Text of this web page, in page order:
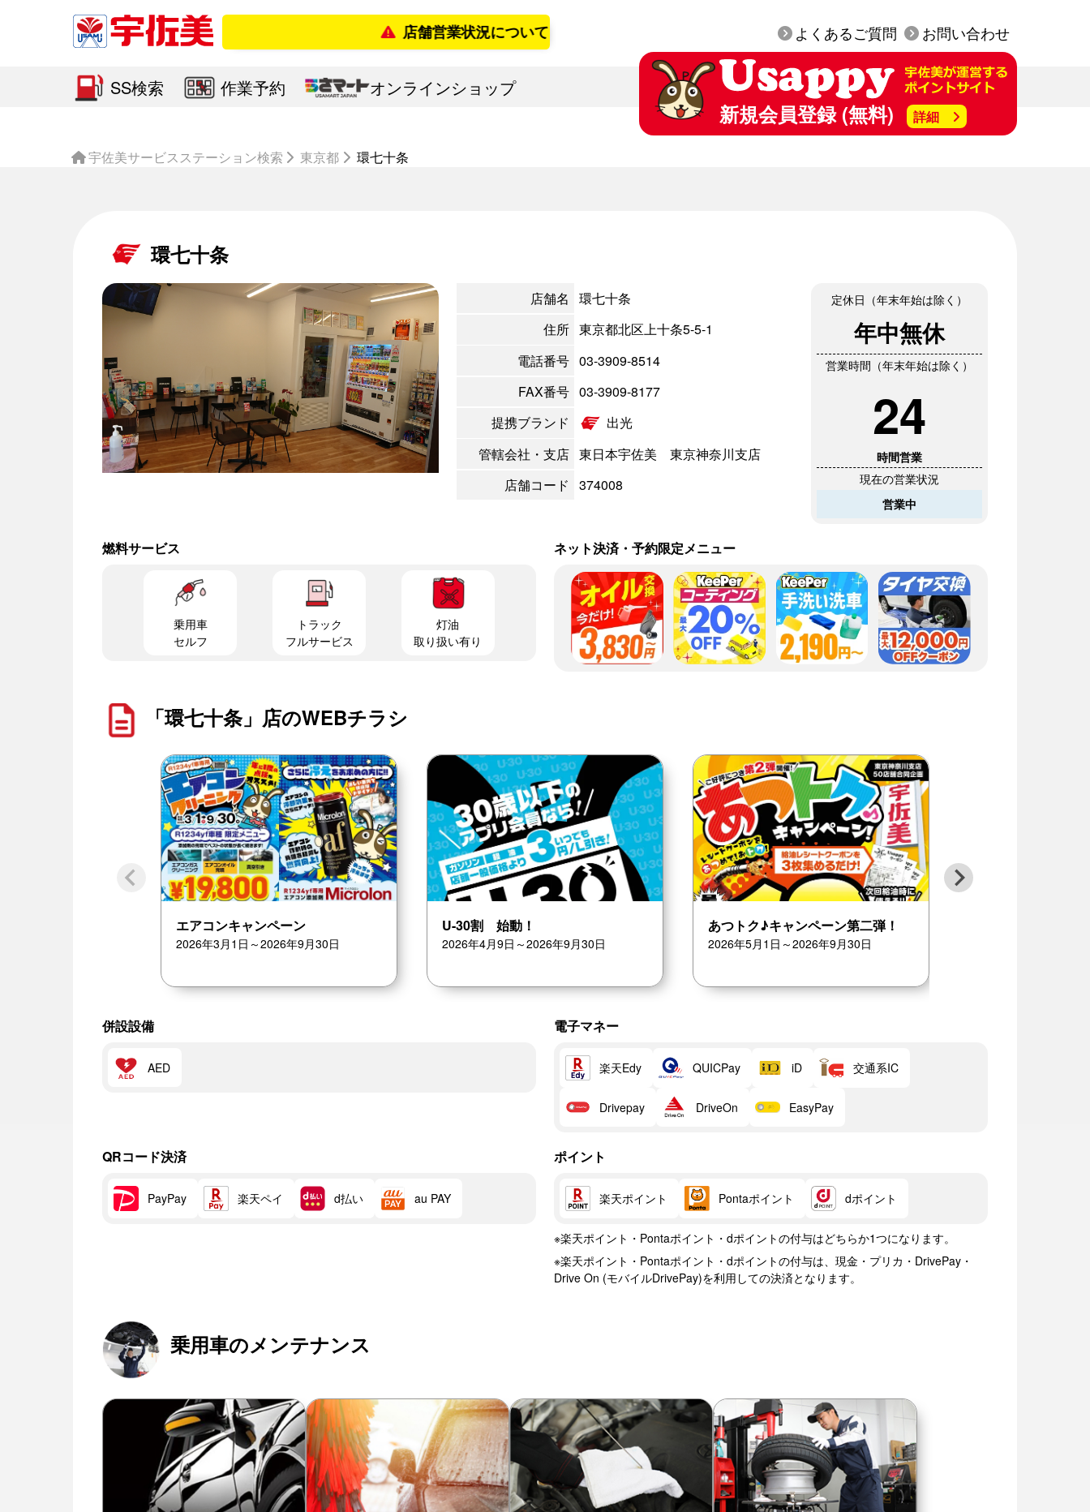
店舗営業状況について 2026年8月7日更新 よくあるご質問 お問い合わせ
SS検索 作業予約 オンラインショップ
新規会員登録 (無料) 詳細
宇佐美サービスステーション検索 東京都 環七十条
環七十条
店舗名
環七十条
住所 東京都北区上十条5-5-1
電話番号 03-3909-8514
FAX番号 03-3909-8177
提携ブランド
出光
管轄会社・支店 東日本宇佐美 東京神奈川支店
店舗コード
374008
定休日（年末年始は除く）
年中無休
営業時間（年末年始は除く）
24
時間営業
現在の営業状況
営業中
燃料サービス
乗用車
セルフ
トラック
フルサービス
灯油
取り扱い有り
ネット決済・予約限定メニュー
「環七十条」店のWEBチラシ
エアコンキャンペーン
2026年3月1日～2026年9月30日
U-30割 始動！
2026年4月9日～2026年9月30日
あつトク♪キャンペーン第二弾！
2026年5月1日～2026年9月30日
併設設備
AED
電子マネー
楽天Edy QUICPay iD 交通系IC
Drivepay DriveOn EasyPay
QRコード決済
PayPay 楽天ペイ d払い au PAY
ポイント
楽天ポイント Pontaポイント dポイント
※楽天ポイント・Pontaポイント・dポイントの付与はどちらか1つになります。
※楽天ポイント・Pontaポイント・dポイントの付与は、現金・プリカ・DrivePay・
Drive On (モバイルDrivePay)を利用しての決済となります。
乗用車のメンテナンス